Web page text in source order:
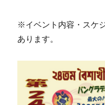
※イベント内容・スケ
あります。